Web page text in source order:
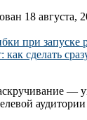
18 августа,
при запуске
как сделать
—